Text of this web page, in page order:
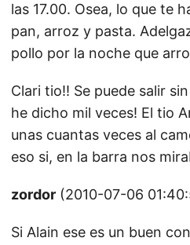
las 17.00. Osea, lo que te
pan, arroz y pasta.
pollo por la noche que
Clari tio!! Se puede salir
he dicho mil veces! El tio
unas cuantas veces al
eso si, en la barra nos
zordor (2010-07-06
Si Alain ese es un buen